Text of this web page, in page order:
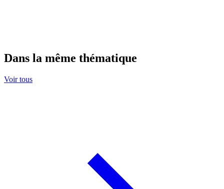
Dans la même thématique
Voir tous